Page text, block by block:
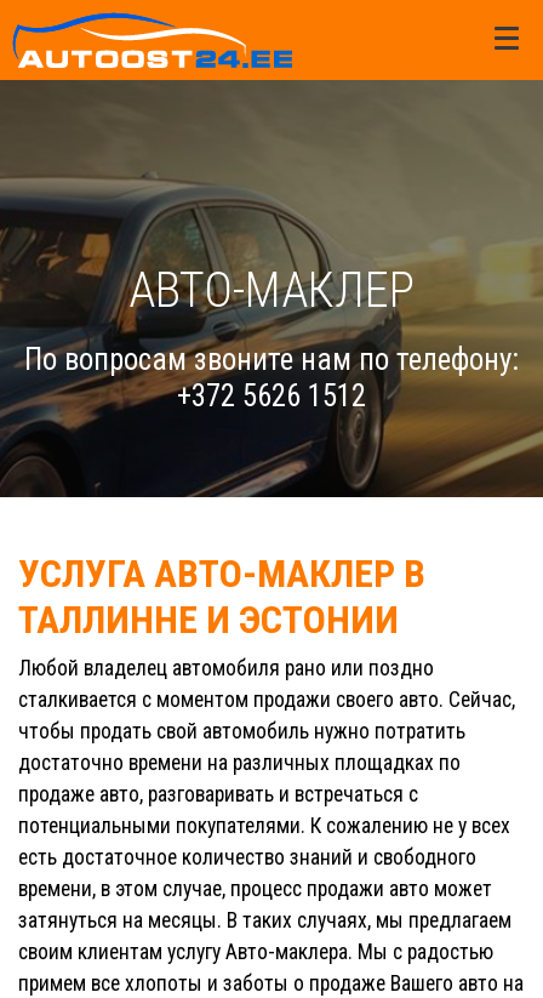
АВТО-МАКЛЕР
По вопросам звоните нам по телефону:
+372 5626 1512
УСЛУГА АВТО-МАКЛЕР В
ТАЛЛИННЕ И ЭСТОНИИ
Любой владелец автомобиля рано или поздно
сталкивается с моментом продажи своего авто. Сейчас,
чтобы продать свой автомобиль нужно потратить
достаточно времени на различных площадках по
продаже авто, разговаривать и встречаться с
потенциальными покупателями. К сожалению не у всех
есть достаточное количество знаний и свободного
времени, в этом случае, процесс продажи авто может
затянуться на месяцы. В таких случаях, мы предлагаем
своим клиентам услугу Авто-маклера. Мы с радостью
примем все хлопоты и заботы о продаже Вашего авто на